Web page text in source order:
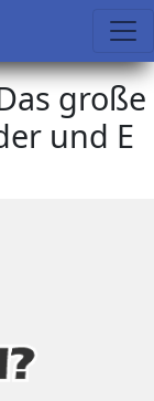
große
und E